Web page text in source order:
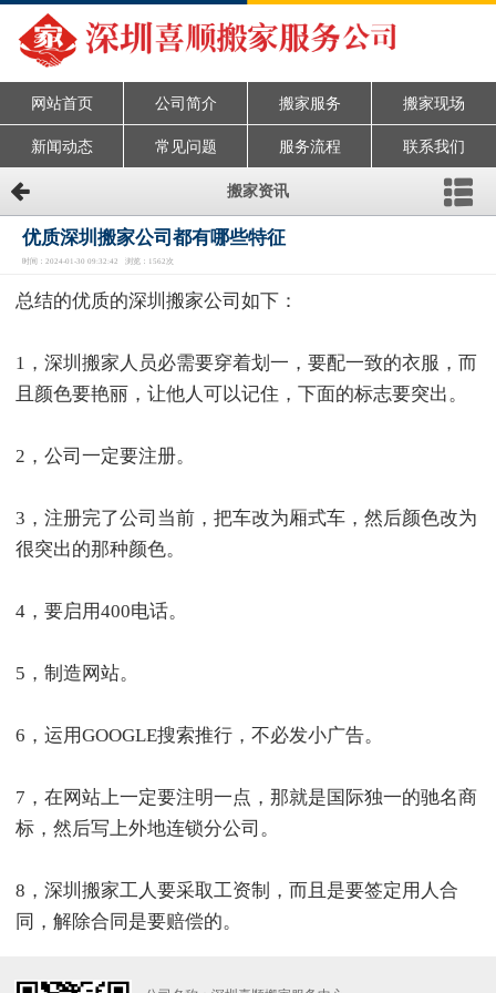
网站首页 公司简介 搬家服务 搬家现场
新闻动态 常见问题 服务流程 联系我们
搬家资讯
优质深圳搬家公司都有哪些特征
时间：2024-01-30 09:32:42 浏览：1562次
总结的优质的深圳搬家公司如下：
1，深圳搬家人员必需要穿着划一，要配一致的衣服，而
且颜色要艳丽，让他人可以记住，下面的标志要突出。
2，公司一定要注册。
3，注册完了公司当前，把车改为厢式车，然后颜色改为
很突出的那种颜色。
4，要启用400电话。
5，制造网站。
6，运用GOOGLE搜索推行，不必发小广告。
7，在网站上一定要注明一点，那就是国际独一的驰名商
标，然后写上外地连锁分公司。
8，深圳搬家工人要采取工资制，而且是要签定用人合
同，解除合同是要赔偿的。